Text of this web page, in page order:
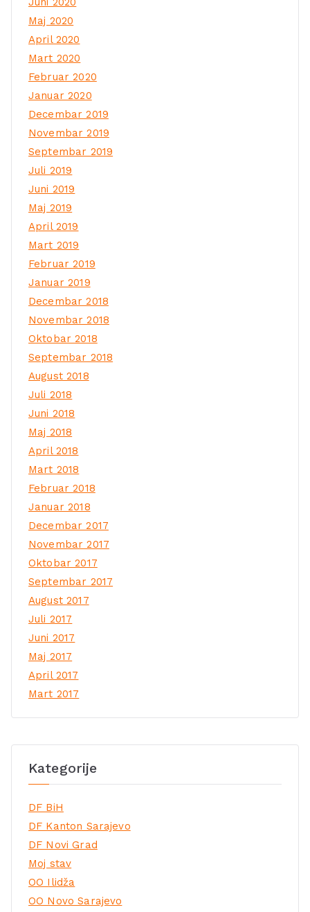
Maj 2020
April 2020
Mart 2020
Februar 2020
Januar 2020
Decembar 2019
Novembar 2019
Septembar 2019
Juli 2019
Juni 2019
Maj 2019
April 2019
Mart 2019
Februar 2019
Januar 2019
Decembar 2018
Novembar 2018
Oktobar 2018
Septembar 2018
August 2018
Juli 2018
Juni 2018
Maj 2018
April 2018
Mart 2018
Februar 2018
Januar 2018
Decembar 2017
Novembar 2017
Oktobar 2017
Septembar 2017
August 2017
Juli 2017
Juni 2017
Maj 2017
April 2017
Mart 2017
Kategorije
DF BiH
DF Kanton Sarajevo
DF Novi Grad
Moj stav
OO Ilidža
OO Novo Sarajevo